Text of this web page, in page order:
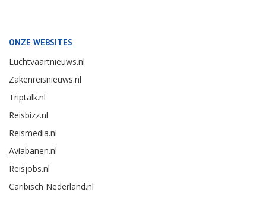
ONZE WEBSITES
Luchtvaartnieuws.nl
Zakenreisnieuws.nl
Triptalk.nl
Reisbizz.nl
Reismedia.nl
Aviabanen.nl
Reisjobs.nl
Caribisch Nederland.nl